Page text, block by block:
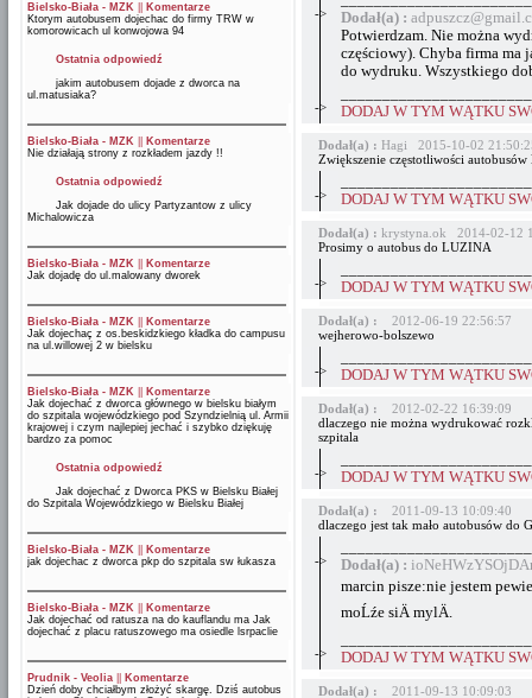
Bielsko-Biała - MZK
Komentarze
Ktorym autobusem dojechac do firmy TRW w
komorowicach ul konwojowa 94
Ostatnia odpowiedź
jakim autobusem dojade z dworca na
ul.matusiaka?
Bielsko-Biała - MZK
Komentarze
Nie działają strony z rozkładem jazdy !!
Ostatnia odpowiedź
Jak dojade do ulicy Partyzantow z ulicy
Michalowicza
Bielsko-Biała - MZK
Komentarze
Jak dojadę do ul.malowany dworek
Bielsko-Biała - MZK
Komentarze
Jak dojechaç z os.beskidzkiego kładka do campusu
na ul.willowej 2 w bielsku
Bielsko-Biała - MZK
Komentarze
Jak dojechać z dworca głównego w bielsku białym
do szpitala wojewódzkiego pod Szyndzielnią ul. Armii
krajowej i czym najlepiej jechać i szybko dziękuję
bardzo za pomoc
Ostatnia odpowiedź
Jak dojechać z Dworca PKS w Bielsku Białej
do Szpitala Wojewódzkiego w Bielsku Białej
Bielsko-Biała - MZK
Komentarze
jak dojechac z dworca pkp do szpitala sw łukasza
Bielsko-Biała - MZK
Komentarze
Jak dojechać od ratusza na do kauflandu ma Jak
dojechać z placu ratuszowego ma osiedle lsrpaclie
Prudnik - Veolia
Komentarze
Dzień doby chciałbym złożyć skargę. Dziś autobus
->
Dodał(a) :
Potwierdzam. Nie można
częściowy). Chyba firma ma
do wydruku. Wszystkiego
->
DODAJ W TYM WĄTKU
Dodał(a) : Hagi 2015-10-02
Zwiększenie częstotliwości
->
DODAJ W TYM WĄTKU
Dodał(a) : krystyna.ok 2014-02-12
Prosimy o autobus do LUZINA
->
DODAJ W TYM WĄTKU
Dodał(a) :
2012-06-19 22:56:57
wejherowo-bolszewo
->
DODAJ W TYM WĄTKU
Dodał(a) :
2012-02-22 16:39:09
dlaczego nie można wydrukować
szpitala
->
DODAJ W TYM WĄTKU
Dodał(a) :
2011-09-13 10:09:40
dlaczego jest tak mało autobusów do
->
Dodał(a) :
marcin pisze:nie jestem
moĹźe siÄ mylÄ.
->
DODAJ W TYM WĄTKU
Dodał(a) :
2011-09-13 10:09:03